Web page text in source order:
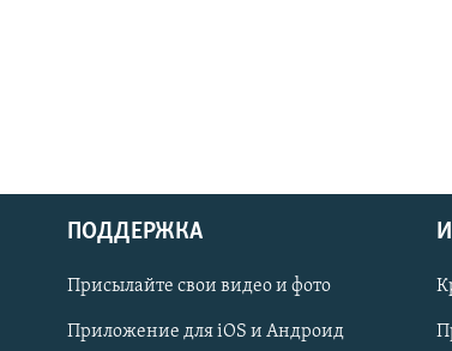
Українською
Qırımtatar
ПОДДЕРЖКА
Присылайте свои видео и фото
Приложение для iOS и Андроид